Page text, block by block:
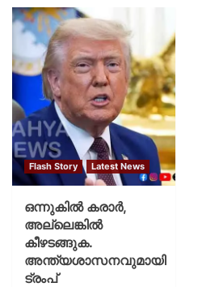
Flash Story Latest News
ഒന്നുകില്‍ കരാര്‍,
അല്ലെങ്കില്‍
കീഴടങ്ങുക.
അന്ത്യശാസനവുമായി
ട്രംപ്